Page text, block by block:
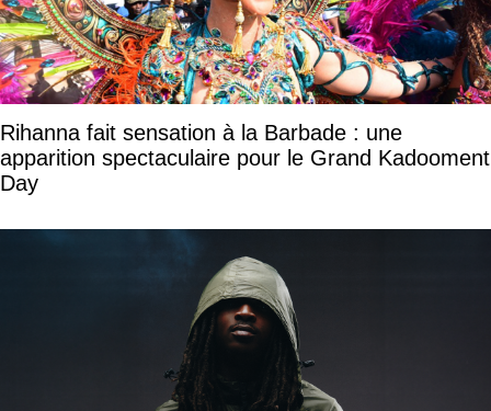
Rihanna fait sensation à la Barbade : une
apparition spectaculaire pour le Grand Kadooment
Day